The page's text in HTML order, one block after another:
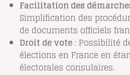
Facilitation des
Simplification des
de documents officiels
Droit de vote : Possibilité
élections en France en
électorales consulaires.